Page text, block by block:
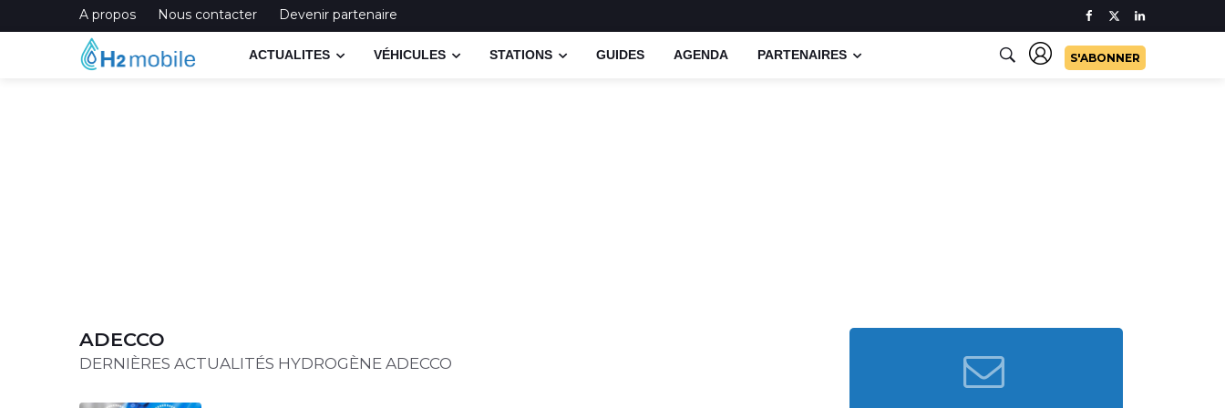
A propos Nous contacter Devenir partenaire
ACTUALITES VÉHICULES STATIONS GUIDES AGENDA PARTENAIRES S'ABONNER
ADECCO
DERNIÈRES ACTUALITÉS HYDROGÈNE ADECCO